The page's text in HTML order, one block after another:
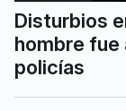
Disturbios
hombre fue
policías